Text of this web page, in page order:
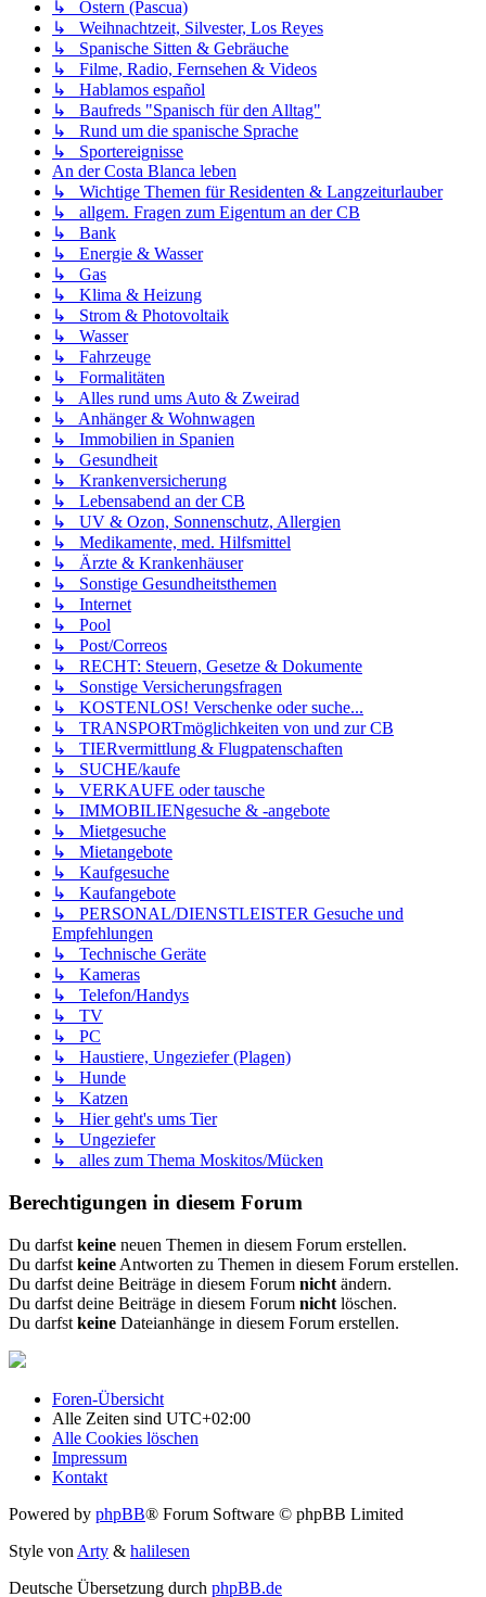
↳ Ostern (Pascua)
↳ Weihnachtzeit, Silvester, Los Reyes
↳ Spanische Sitten & Gebräuche
↳ Filme, Radio, Fernsehen & Videos
↳ Hablamos español
↳ Baufreds "Spanisch für den Alltag"
↳ Rund um die spanische Sprache
↳ Sportereignisse
An der Costa Blanca leben
↳ Wichtige Themen für Residenten & Langzeiturlauber
↳ allgem. Fragen zum Eigentum an der CB
↳ Bank
↳ Energie & Wasser
↳ Gas
↳ Klima & Heizung
↳ Strom & Photovoltaik
↳ Wasser
↳ Fahrzeuge
↳ Formalitäten
↳ Alles rund ums Auto & Zweirad
↳ Anhänger & Wohnwagen
↳ Immobilien in Spanien
↳ Gesundheit
↳ Krankenversicherung
↳ Lebensabend an der CB
↳ UV & Ozon, Sonnenschutz, Allergien
↳ Medikamente, med. Hilfsmittel
↳ Ärzte & Krankenhäuser
↳ Sonstige Gesundheitsthemen
↳ Internet
↳ Pool
↳ Post/Correos
↳ RECHT: Steuern, Gesetze & Dokumente
↳ Sonstige Versicherungsfragen
↳ KOSTENLOS! Verschenke oder suche...
↳ TRANSPORTmöglichkeiten von und zur CB
↳ TIERvermittlung & Flugpatenschaften
↳ SUCHE/kaufe
↳ VERKAUFE oder tausche
↳ IMMOBILIENgesuche & -angebote
↳ Mietgesuche
↳ Mietangebote
↳ Kaufgesuche
↳ Kaufangebote
↳ PERSONAL/DIENSTLEISTER Gesuche und
Empfehlungen
↳ Technische Geräte
↳ Kameras
↳ Telefon/Handys
↳ TV
↳ PC
↳ Haustiere, Ungeziefer (Plagen)
↳ Hunde
↳ Katzen
↳ Hier geht's ums Tier
↳ Ungeziefer
↳ alles zum Thema Moskitos/Mücken
Berechtigungen in diesem Forum
Du darfst keine neuen Themen in diesem Forum erstellen.
Du darfst keine Antworten zu Themen in diesem Forum erstellen.
Du darfst deine Beiträge in diesem Forum nicht ändern.
Du darfst deine Beiträge in diesem Forum nicht löschen.
Du darfst keine Dateianhänge in diesem Forum erstellen.
Foren-Übersicht
Alle Zeiten sind UTC+02:00
Alle Cookies löschen
Impressum
Kontakt
Powered by phpBB® Forum Software © phpBB Limited
Style von Arty & halilesen
Deutsche Übersetzung durch phpBB.de